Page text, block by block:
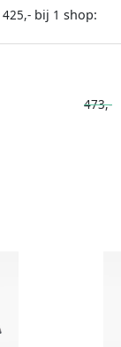
425,- bij 1 shop:
473,-